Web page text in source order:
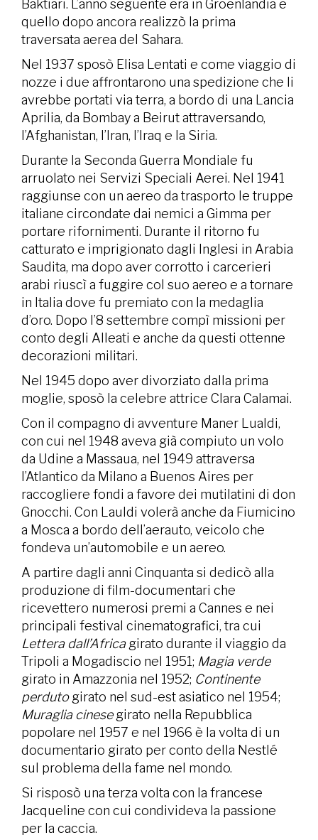
Baktiari. L’anno seguente era in Groenlandia e
quello dopo ancora realizzò la prima
traversata aerea del Sahara.
Nel 1937 sposò Elisa Lentati e come viaggio di
nozze i due affrontarono una spedizione che li
avrebbe portati via terra, a bordo di una Lancia
Aprilia, da Bombay a Beirut attraversando,
l’Afghanistan, l’Iran, l’Iraq e la Siria.
Durante la Seconda Guerra Mondiale fu
arruolato nei Servizi Speciali Aerei. Nel 1941
raggiunse con un aereo da trasporto le truppe
italiane circondate dai nemici a Gimma per
portare rifornimenti. Durante il ritorno fu
catturato e imprigionato dagli Inglesi in Arabia
Saudita, ma dopo aver corrotto i carcerieri
arabi riuscì a fuggire col suo aereo e a tornare
in Italia dove fu premiato con la medaglia
d’oro. Dopo l’8 settembre compì missioni per
conto degli Alleati e anche da questi ottenne
decorazioni militari.
Nel 1945 dopo aver divorziato dalla prima
moglie, sposò la celebre attrice Clara Calamai.
Con il compagno di avventure Maner Lualdi,
con cui nel 1948 aveva già compiuto un volo
da Udine a Massaua, nel 1949 attraversa
l’Atlantico da Milano a Buenos Aires per
raccogliere fondi a favore dei mutilatini di don
Gnocchi. Con Lauldi volerà anche da Fiumicino
a Mosca a bordo dell’aerauto, veicolo che
fondeva un’automobile e un aereo.
A partire dagli anni Cinquanta si dedicò alla
produzione di film-documentari che
ricevettero numerosi premi a Cannes e nei
principali festival cinematografici, tra cui
Lettera dall’Africagirato durante il viaggio da
Tripoli a Mogadiscio nel 1951; Magia verde
girato in Amazzonia nel 1952; Continente
perdutogirato nel sud-est asiatico nel 1954;
Muraglia cinesegirato nella Repubblica
popolare nel 1957 e nel 1966 è la volta di un
documentario girato per conto della Nestlé
sul problema della fame nel mondo.
Si risposò una terza volta con la francese
Jacqueline con cui condivideva la passione
per la caccia.